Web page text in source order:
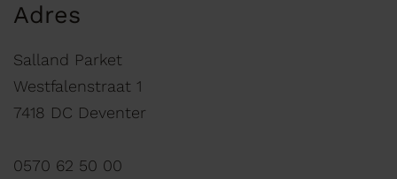
Adres
Salland Parket
Westfalenstraat 1
7418 DC Deventer
0570 62 50 00